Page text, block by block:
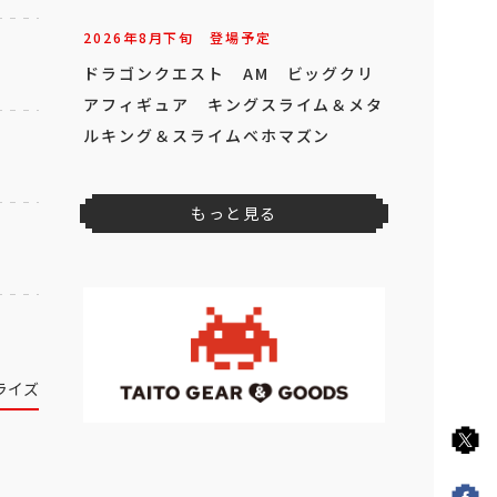
イズ
2026年8月下旬 登場予定
ドラゴンクエスト AM ビッグクリ
アフィギュア キングスライム＆メタ
ルキング＆スライムベホマズン
もっと見る